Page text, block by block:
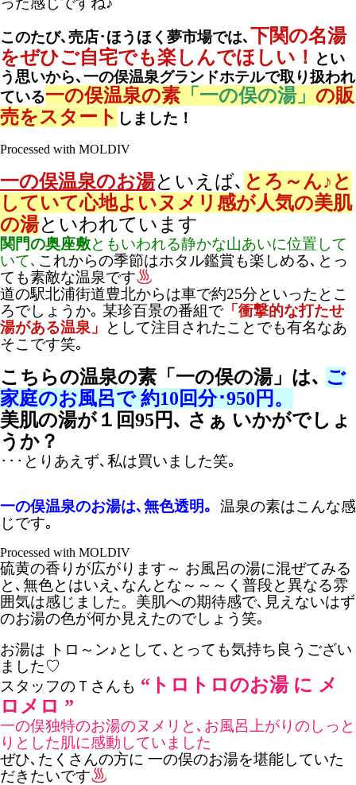
このたび､売店･ほうほく夢市場では､下関の名湯
をぜひご自宅でも楽しんでほしい！ とい
う思いから､一の俣温泉グランドホテルで取り扱われ
ている一の俣温泉の素 「一の俣の湯」 の販
売をスタート しました！
Processed with MOLDIV
一の俣温泉のお湯といえば､ とろ～ん♪と
していて心地よいヌメリ感が人気の美肌
の湯といわれています
関門の奥座敷ともいわれる静かな山あいに位置して
いて､ これからの季節はホタル鑑賞も楽しめる､とっ
ても素敵な温泉です
道の駅北浦街道豊北からは車で約25分といったとこ
ろでしょうか｡ 某珍百景の番組で 「衝撃的な打たせ
湯がある温泉」
として注目されたことでも有名なあ
そこです笑｡
こちらの温泉の素「一の俣の湯」は､ ご
家庭のお風呂で 約10回分･950円。
美肌の湯が１回95円､ さぁ いかがでしょ
うか？
･･･とりあえず､私は買いました笑｡
一の俣温泉のお湯は､無色透明｡
温泉の素はこんな感
じです｡
Processed with MOLDIV
硫黄の香りが広がります～ お風呂の湯に混ぜてみる
と､無色とはいえ､なんとな～～～く普段と異なる雰
囲気は感じました。美肌への期待感で､見えないはず
のお湯の色が何か見えたのでしょう笑｡
お湯は トロ～ン♪として､とっても気持ち良うござい
ました♡
スタッフのＴさんも “トロトロのお湯 に メ
ロメロ ”
一の俣独特のお湯のヌメリと､お風呂上がりのしっと
りとした肌に感動していました
ぜひ､たくさんの方に 一の俣のお湯を堪能していた
だきたいです